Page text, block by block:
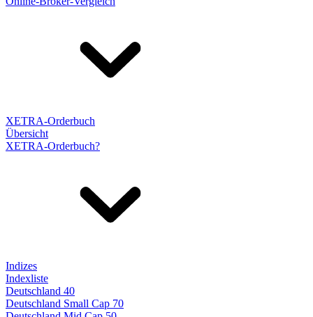
XETRA-Orderbuch
Übersicht
XETRA-Orderbuch?
Indizes
Indexliste
Deutschland 40
Deutschland Small Cap 70